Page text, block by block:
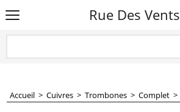
Rue Des Vents
Accueil > Cuivres > Trombones > Complet >